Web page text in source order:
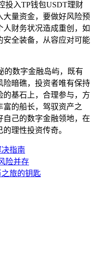
投入TP钱包USDT理财
大量资金，要做好风险预
财务状况造成重创，如
安全装备，从容应对可能
的数字金融岛屿，既有
险暗礁，投资者唯有保持
基石上，合理参与，方
的船长，驾驭资产之
己的数字金融领地，在
理性投资传奇。
指南
险并存
旅的钥匙